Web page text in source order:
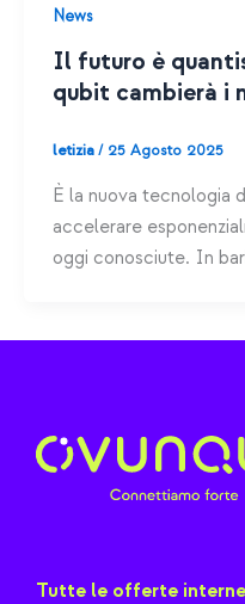
News
Il futuro è
qubit cambierà i
letizia/ 25 Agosto 2025
È la nuova tecnologia
accelerare
oggi conosciute. In
Tutte le offerte